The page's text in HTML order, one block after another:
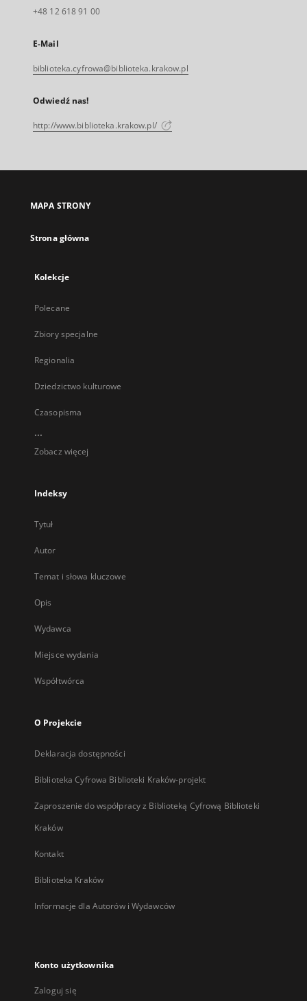
+48 12 618 91 00
E-Mail
biblioteka.cyfrowa@biblioteka.krakow.pl
Odwiedź nas!
http://www.biblioteka.krakow.pl/
MAPA STRONY
Strona główna
Kolekcje
Polecane
Zbiory specjalne
Regionalia
Dziedzictwo kulturowe
Czasopisma
...
Zobacz więcej
Indeksy
Tytuł
Autor
Temat i słowa kluczowe
Opis
Wydawca
Miejsce wydania
Współtwórca
O Projekcie
Deklaracja dostępności
Biblioteka Cyfrowa Biblioteki Kraków-projekt
Zaproszenie do współpracy z Biblioteką Cyfrową Biblioteki
Kraków
Kontakt
Biblioteka Kraków
Informacje dla Autorów i Wydawców
Konto użytkownika
Zaloguj się